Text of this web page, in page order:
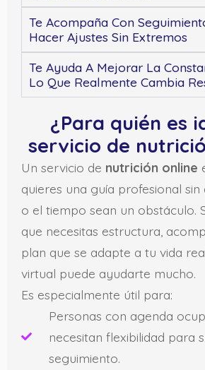
Te Acompaña Con
Hacer Ajustes Sin Extremos
Te Ayuda A Mejorar La
Lo Que Realmente Cambia
¿Para quién es
servicio de
Un servicio de nutrición online
quieres una guía profesional sin
o el tiempo sean un obstáculo.
que necesitas estructura,
plan que se adapte a tu vida
virtual puede ayudarte mucho.
Es especialmente útil para:
Personas con agenda
necesitan flexibilidad para
seguimiento.